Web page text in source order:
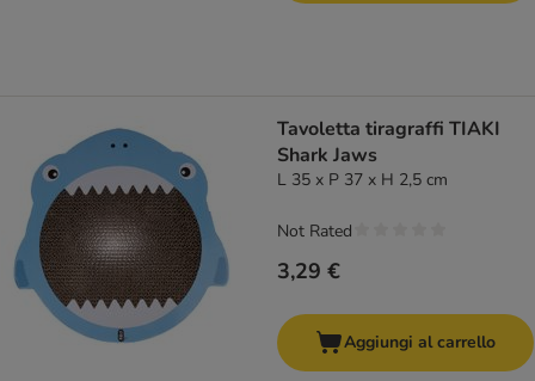
Tavoletta tiragraffi TIAKI
Shark Jaws
L 35 x P 37 x H 2,5 cm
3,29 €
Not Rated
Aggiungi al carrello